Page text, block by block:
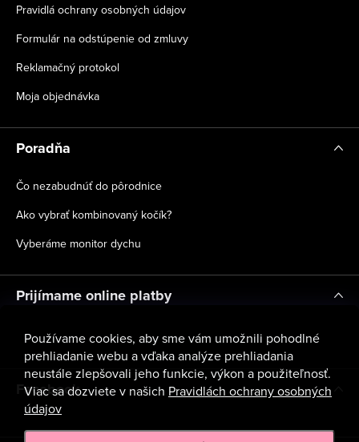
Používame cookies, aby sme vám umožnili pohodlné
prehliadanie webu a vďaka analýze prehliadania
neustále zlepšovali jeho funkcie, výkon a použiteľnosť.
Viac sa dozviete v našich Pravidlách ochrany osobných
údajov
Pravidlá ochrany osobných údajov
Formulár na odstúpenie od zmluvy
Reklamačný protokol
Moja objednávka
Poradňa
Čo nezabudnúť do pôrodnice
Ako vybrať kombinovaný kočík?
Vyberáme monitor dychu
Prijímame online platby
Facebook